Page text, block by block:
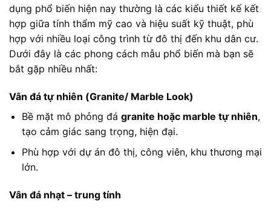
dụng phổ biến hiện nay thường là các kiểu thiết kế kết
hợp giữa tính thẩm mỹ cao và hiệu suất kỹ thuật, phù
hợp với nhiều loại công trình từ đô thị đến khu dân cư.
Dưới đây là các phong cách mẫu phổ biến mà bạn sẽ
bắt gặp nhiều nhất:
Vân đá tự nhiên (Granite/ Marble Look)
Bề mặt mô phỏng đá granite hoặc marble tự nhiên,
tạo cảm giác sang trọng, hiện đại.
Phù hợp với dự án đô thị, công viên, khu thương mại
lớn.
Vân đá nhạt – trung tính